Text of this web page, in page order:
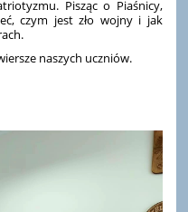
Pisząc o Piaśnicy,
czym jest zło wojny i jak
naszych uczniów.